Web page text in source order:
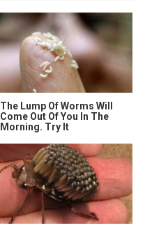
The Lump Of Worms Will
Come Out Of You In The
Morning. Try It